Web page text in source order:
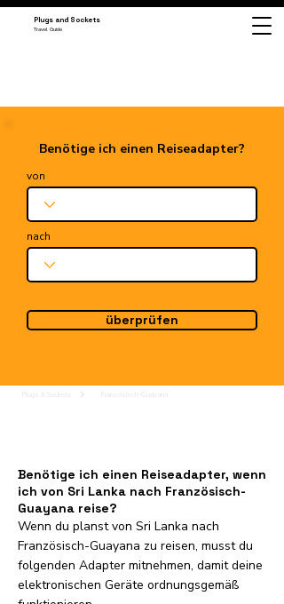
Plugs and Sockets
Travel Guide
Benötige ich einen Reiseadapter?
von
nach
überprüfen
Benötige ich einen Reiseadapter, wenn
ich von Sri Lanka nach Französisch-
Guayana reise?
Wenn du planst von Sri Lanka nach
Französisch-Guayana zu reisen, musst du
folgenden Adapter mitnehmen, damit deine
elektronischen Geräte ordnungsgemäß